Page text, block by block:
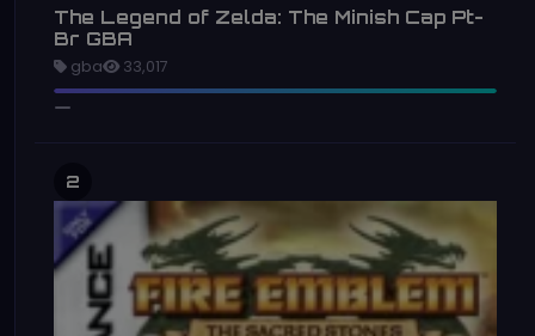
The Legend of Zelda: The Minish Cap Pt-
Br GBA
gba 33,017
2